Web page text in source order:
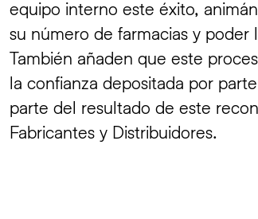
equipo interno este éxito,
su número de farmacias y poder
También añaden que este
la confianza depositada por
parte del resultado de este
Fabricantes y Distribuidores.